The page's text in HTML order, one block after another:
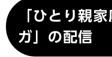
「ひとり親
ガ」の配信